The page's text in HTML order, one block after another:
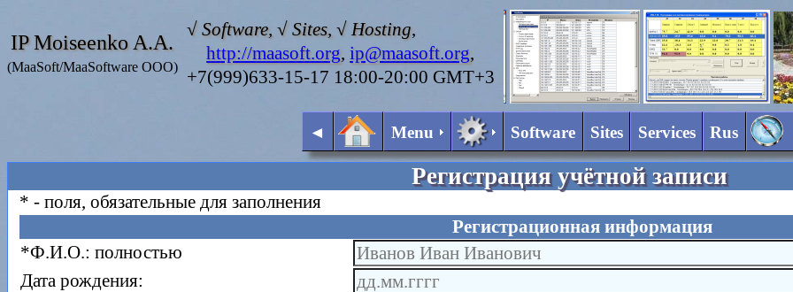
IP Moiseenko A.A.
(MaaSoft/MaaSoftware OOO)
√ Software, √ Sites, √ Hosting,
http://maasoft.org,ip@maasoft.org,
+7(999)633-15-17 18:00-20:00 GMT+3
◄ Menu Software Sites Services Rus
Регистрация учётной записи
* - поля, обязательные для заполнения
Регистрационная информация
*Ф.И.О.: полностью
Дата рождения: